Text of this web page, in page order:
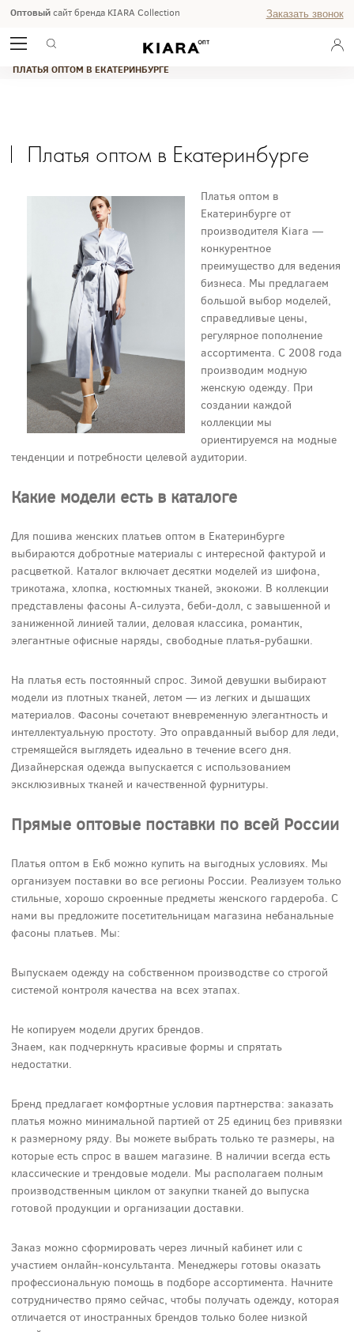
Оптовыйсайт бренда KIARA Collection Заказать звонок
ПЛАТЬЯ ОПТОМ В ЕКАТЕРИНБУРГЕ
Платья оптом в Екатеринбурге
Платья оптом в
Екатеринбурге от
производителя Kiara —
конкурентное
преимущество для ведения
бизнеса. Мы предлагаем
большой выбор моделей,
справедливые цены,
регулярное пополнение
ассортимента. С 2008 года
производим модную
женскую одежду. При
создании каждой
коллекции мы
ориентируемся на модные
тенденции и потребности целевой аудитории.
Какие модели есть в каталоге
Для пошива женских платьев оптом в Екатеринбурге
выбираются добротные материалы с интересной фактурой и
расцветкой. Каталог включает десятки моделей из шифона,
трикотажа, хлопка, костюмных тканей, экокожи. В коллекции
представлены фасоны А-силуэта, беби-долл, с завышенной и
заниженной линией талии, деловая классика, романтик,
элегантные офисные наряды, свободные платья-рубашки.
На платья есть постоянный спрос. Зимой девушки выбирают
модели из плотных тканей, летом — из легких и дышащих
материалов. Фасоны сочетают вневременную элегантность и
интеллектуальную простоту. Это оправданный выбор для леди,
стремящейся выглядеть идеально в течение всего дня.
Дизайнерская одежда выпускается с использованием
эксклюзивных тканей и качественной фурнитуры.
Прямые оптовые поставки по всей России
Платья оптом в Екб можно купить на выгодных условиях. Мы
организуем поставки во все регионы России. Реализуем только
стильные, хорошо скроенные предметы женского гардероба. С
нами вы предложите посетительницам магазина небанальные
фасоны платьев. Мы:
Выпускаем одежду на собственном производстве со строгой
системой контроля качества на всех этапах.
Не копируем модели других брендов.
Знаем, как подчеркнуть красивые формы и спрятать
недостатки.
Бренд предлагает комфортные условия партнерства: заказать
платья можно минимальной партией от 25 единиц без привязки
к размерному ряду. Вы можете выбрать только те размеры, на
которые есть спрос в вашем магазине. В наличии всегда есть
классические и трендовые модели. Мы располагаем полным
производственным циклом от закупки тканей до выпуска
готовой продукции и организации доставки.
Заказ можно сформировать через личный кабинет или с
участием онлайн-консультанта. Менеджеры готовы оказать
профессиональную помощь в подборе ассортимента. Начните
сотрудничество прямо сейчас, чтобы получать одежду, которая
отличается от иностранных брендов только более низкой